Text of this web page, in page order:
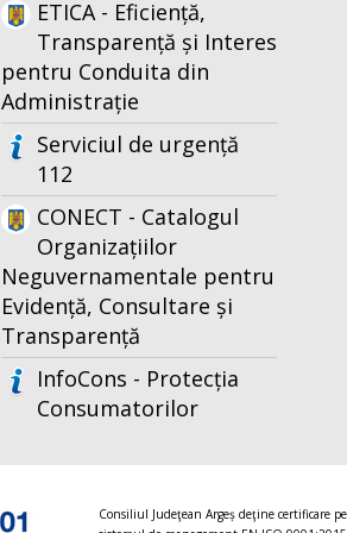
ETICA - Eficiență,
Transparență și Interes
pentru Conduita din
Administrație
Serviciul de urgență
112
CONECT - Catalogul
Organizațiilor
Neguvernamentale pentru
Evidență, Consultare și
Transparență
InfoCons - Protecția
Consumatorilor
Consiliul Judeţean Argeș deţine certificare